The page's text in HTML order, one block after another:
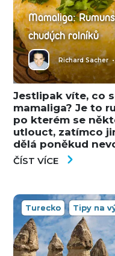
Mamaliga:
chudých rolníků
Richard Sacher
Jestlipak víte, co
mamaliga? Je to
po kterém se
utlouct, zatímco
dělá poněkud
ČÍST VÍCE
Turecko Tipy na